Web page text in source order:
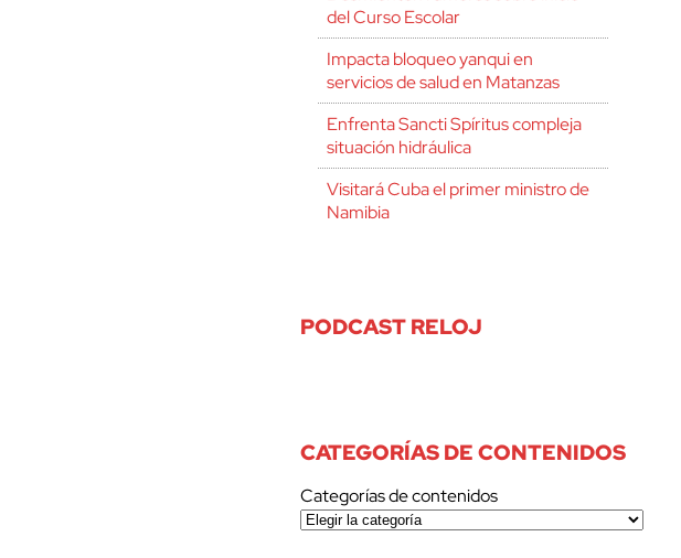
del Curso Escolar
Impacta bloqueo yanqui en
servicios de salud en Matanzas
Enfrenta Sancti Spíritus compleja
situación hidráulica
Visitará Cuba el primer ministro de
Namibia
PODCAST RELOJ
CATEGORÍAS DE CONTENIDOS
Categorías de contenidos